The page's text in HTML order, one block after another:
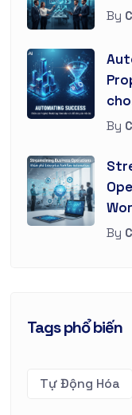
By
By
By
Tags phổ biến
Tự Động Hóa